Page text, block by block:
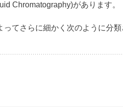
Chromatography)があります。
てさらに細かく次のように分類